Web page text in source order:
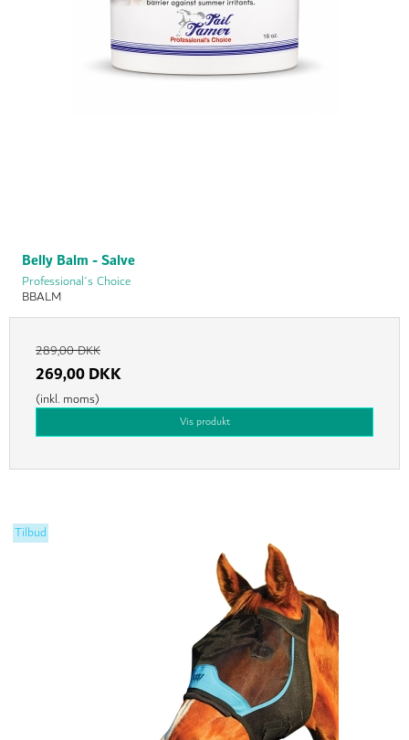
Belly Balm - Salve
Professional´s Choice
BBALM
289,00 DKK
269,00 DKK
(inkl. moms)
Vis produkt
Tilbud